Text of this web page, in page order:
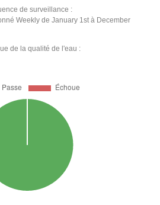
de surveillance :
Weekly de January 1st à December
de la qualité de l'eau :